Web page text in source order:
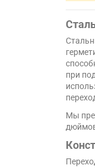
при
Мы